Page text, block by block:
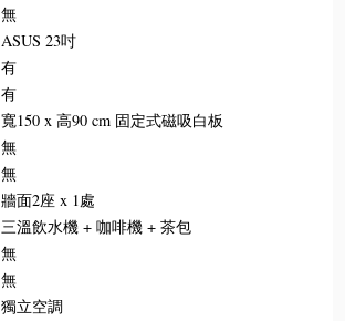
無
ASUS 23吋
有
有
寬150 x 高90 cm 固定式磁吸白板
無
無
牆面2座 x 1處
三溫飲水機 + 咖啡機 + 茶包
無
無
獨立空調